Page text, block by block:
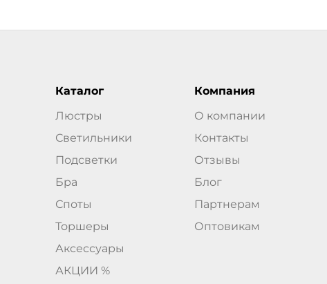
Каталог
Люстры
Светильники
Подсветки
Бра
Споты
Торшеры
Аксессуары
АКЦИИ %
Компания
О компании
Контакты
Отзывы
Блог
Партнерам
Оптовикам